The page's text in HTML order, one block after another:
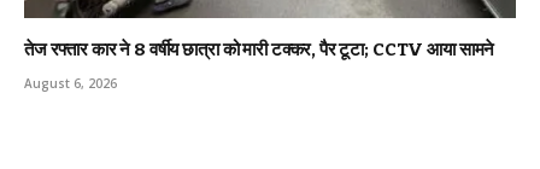
तेज रफ्तार कार ने 8 वर्षीय छात्रा को मारी टक्कर, पैर टूटा; CCTV आया सामने
August 6, 2026